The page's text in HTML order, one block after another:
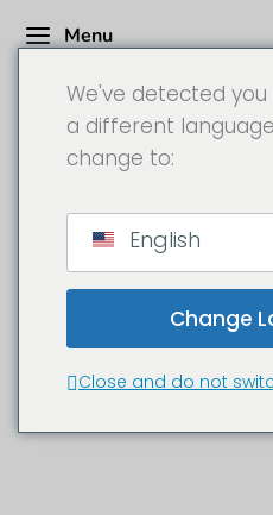
Menu
Hörmann
Zeitrafferdoku
Neubau einer
Aliecgasse Wien.
We've detected
a different
change to:
English
Change
Close and do not